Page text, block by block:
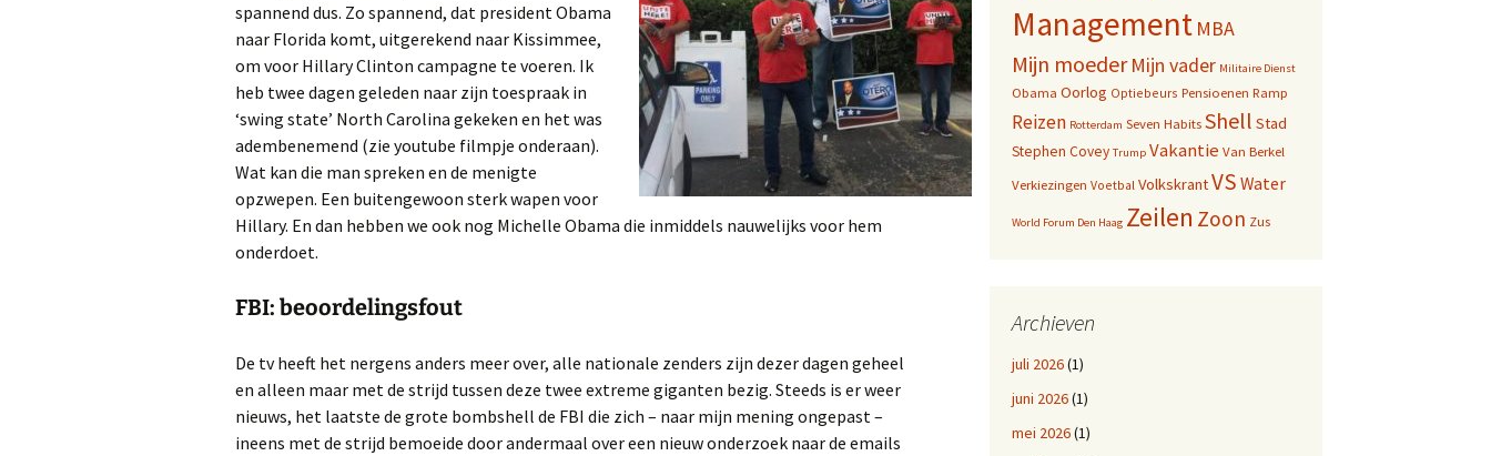
spannend dus. Zo spannend, dat president Obama
naar Florida komt, uitgerekend naar Kissimmee,
om voor Hillary Clinton campagne te voeren. Ik
heb twee dagen geleden naar zijn toespraak in
‘swing state’ North Carolina gekeken en het was
adembenemend (zie youtube filmpje onderaan).
Wat kan die man spreken en de menigte
opzwepen. Een buitengewoon sterk wapen voor
Hillary. En dan hebben we ook nog Michelle Obama die inmiddels nauwelijks voor hem
onderdoet.
FBI: beoordelingsfout
De tv heeft het nergens anders meer over, alle nationale zenders zijn dezer dagen geheel
en alleen maar met de strijd tussen deze twee extreme giganten bezig. Steeds is er weer
nieuws, het laatste de grote bombshell de FBI die zich – naar mijn mening ongepast –
ineens met de strijd bemoeide door andermaal over een nieuw onderzoek naar de emails
Management MBA
Mijn moeder Mijn vader Militaire Dienst
Obama Oorlog Optiebeurs Pensioenen Ramp
Reizen Rotterdam Seven HabitsShell Stad
Stephen Covey Trump Vakantie Van Berkel
Verkiezingen Voetbal VolkskrantVS Water
World Forum Den Haag Zeilen Zoon Zus
Archieven
juli 2026(1)
juni 2026(1)
mei 2026(1)